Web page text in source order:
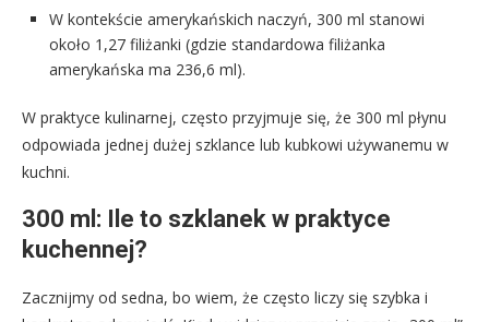
W kontekście amerykańskich naczyń, 300 ml stanowi
około 1,27 filiżanki (gdzie standardowa filiżanka
amerykańska ma 236,6 ml).
W praktyce kulinarnej, często przyjmuje się, że 300 ml płynu
odpowiada jednej dużej szklance lub kubkowi używanemu w
kuchni.
300 ml: Ile to szklanek w praktyce
kuchennej?
Zacznijmy od sedna, bo wiem, że często liczy się szybka i